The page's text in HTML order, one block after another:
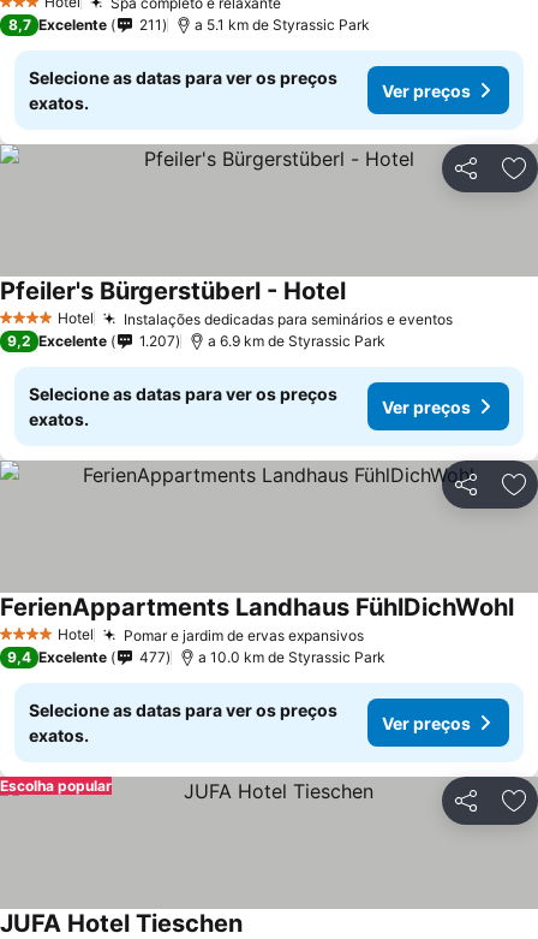
3 Estrelas
8,7 Excelente 211 a 5.1 km de Styrassic Park
Selecione as datas para ver os preços
exatos.
Ver preços
Partilhar
4 EstrelasHotel Instalações dedicadas para seminários e eventos
Pfeiler's Bürgerstüberl - Hotel
9,2 Excelente 1.207 a 6.9 km de Styrassic Park
Selecione as datas para ver os preços
exatos.
Ver preços
Partilhar
4 EstrelasHotel Pomar e jardim de ervas expansivos
FerienAppartments Landhaus FühlDichWohl
9,4 Excelente 477 a 10.0 km de Styrassic Park
Selecione as datas para ver os preços
exatos.
Ver preços
Partilhar
Escolha popular
JUFA Hotel Tieschen